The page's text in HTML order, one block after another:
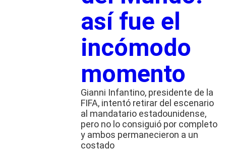
así fue el
incómodo
momento
Gianni Infantino, presidente de la
FIFA, intentó retirar del escenario
al mandatario estadounidense,
pero no lo consiguió por completo
y ambos permanecieron a un
costado